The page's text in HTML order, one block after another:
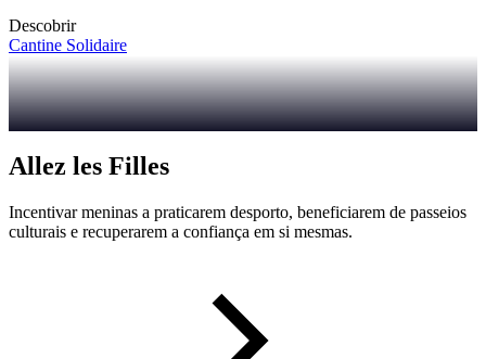
Descobrir
Cantine Solidaire
Allez les Filles
Incentivar meninas a praticarem desporto, beneficiarem de passeios
culturais e recuperarem a confiança em si mesmas.